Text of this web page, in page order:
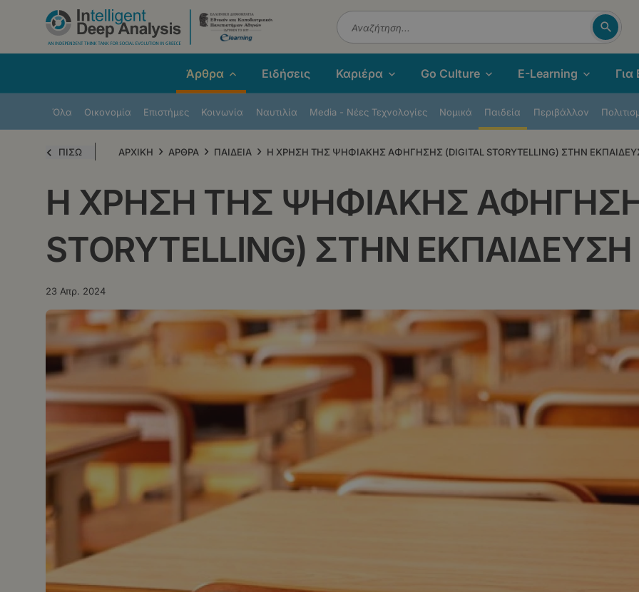
Παράκαμψη
Αναζήτηση
Άρθρα
Όλα Οικονομία Επιστήμες Κοινωνία Ναυτιλία Μedia - Νέες Τεχνολογίες Νομικά Παιδεία Περιβάλλον
Ειδήσεις Καριέρα Go Culture E-Learning Για
ΠΙΣΩ ΑΡΧΙΚΗ › ΑΡΘΡΑ › ΠΑΙΔΕΙΑ › Η ΧΡΗΣΗ ΤΗΣ ΨΗΦΙΑΚΗΣ ΑΦΗΓΗΣΗΣ (DIGITAL STORYTELLING) ΣΤΗΝ
Η ΧΡΗΣΗ ΤΗΣ ΨΗΦΙΑΚΗΣ
STORYTELLING) ΣΤΗΝ ΕΚΠΑΙΔΕΥΣΗ
23 Απρ. 2024